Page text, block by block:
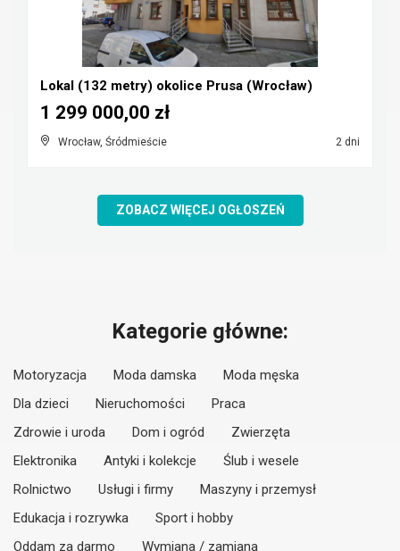
Lokal (132 metry) okolice Prusa (Wrocław)
Wrocław, Śródmieście 2 dni
1 299 000,00 zł
ZOBACZ WIĘCEJ OGŁOSZEŃ
Kategorie główne:
Motoryzacja Moda damska
Moda męska
Dla dzieci
Nieruchomości
Praca
Zdrowie i uroda
Dom i ogród
Zwierzęta
Elektronika
Antyki i kolekcje
Ślub i wesele
Rolnictwo
Usługi i firmy
Maszyny i przemysł
Edukacja i rozrywka
Sport i hobby
Oddam za darmo
Wymiana / zamiana